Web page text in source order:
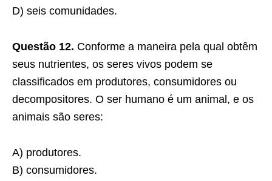
D) seis comunidades.
Questão 12. Conforme a maneira pela qual obtêm
seus nutrientes, os seres vivos podem se
classificados em produtores, consumidores ou
decompositores. O ser humano é um animal, e os
animais são seres:
A) produtores.
B) consumidores.